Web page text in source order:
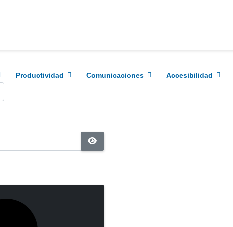
Productividad Comunicaciones Accesibilidad
MOSTRAR CONTRASEÑA